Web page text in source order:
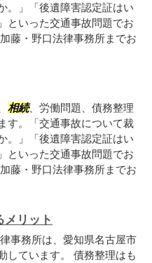
。」「後遺障害認定証はい
といった交通事故問題でお
藤・野口法律事務所までお
相続、労働問題、債務整理
す。「交通事故について裁
。」「後遺障害認定証はい
といった交通事故問題でお
藤・野口法律事務所までお
メリット
事務所は、愛知県名古屋市
しています。 債務整理はも